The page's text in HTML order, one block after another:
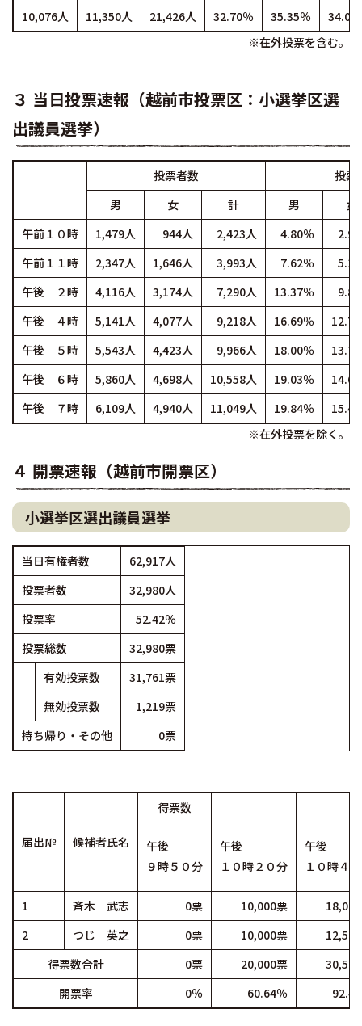
10,076人
11,350人 21,426人 32.70％ 35.35％
34.05
※在外投票を含む。
３ 当日投票速報（越前市投票区：小選挙区選
出議員選挙）
投票者数
投票
男
女 計 男
女
午前１０時
1,479人 944人 2,423人 4.80％
午前１１時
2,347人 1,646人 3,993人 7.62％
午後 ２時
4,116人 3,174人 7,290人 13.37％
午後 ４時
5,141人 4,077人 9,218人 16.69％
午後 ５時
5,543人 4,423人 9,966人 18.00％
午後 ６時
5,860人 4,698人 10,558人 19.03％
午後 ７時
6,109人 4,940人 11,049人 19.84％
※在外投票を除く。
４ 開票速報（越前市開票区）
小選挙区選出議員選挙
当日有権者数
62,917人
投票者数
32,980人
投票率
52.42％
投票総数
32,980票
有効投票数
31,761票
無効投票数
1,219票
持ち帰り・その他
0票
届出№ 候補者氏名
得票数
午後
９時５０分
午後
１０時２０分
午後
１０時４
1 斉木 武志 0票 10,000票
2
つじ 英之 0票 10,000票
得票数合計
0票 20,000票
開票率
0％ 60.64％